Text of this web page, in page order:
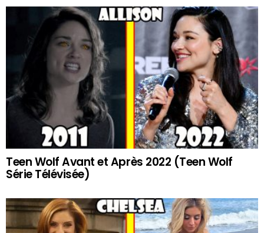
Teen Wolf Avant et Après 2022 (Teen Wolf
Série Télévisée)